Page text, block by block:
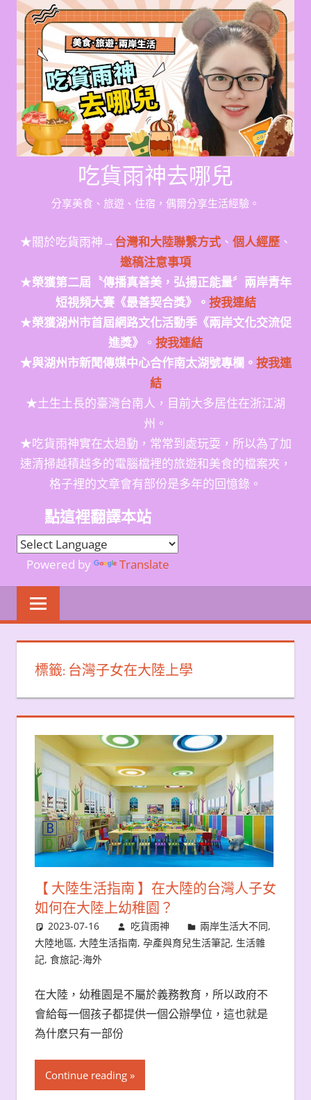
Skip
content
吃貨雨神去哪兒
分享美食、旅遊、住宿，偶爾分享生活經驗。
★關於吃貨雨神→台灣和大陸聯繫方式、 個人經歷、
邀稿注意事項
★榮獲第二屆〝傳播真善美，弘揚正能量〞兩岸青年
短視頻大賽《最善契合獎》。 按我連結
★榮獲湖州市首屆網路文化活動季《兩岸文化交流促
進獎》
。 按我連結
★與湖州市新聞傳媒中心合作南太湖號專欄。 按我連
結
★土生土長的臺灣台南人，目前大多居住在浙江湖
州。
★吃貨雨神實在太過動，常常到處玩耍，所以為了加
速清掃越積越多的電腦檔裡的旅遊和美食的檔案夾，
格子裡的文章會有部份是多年的回憶錄。
點這裡翻譯本站
Powered by Translate
標籤: 台灣子女在大陸上學
【 大陸生活指南 】在大陸的台灣人子女
如何在大陸上幼稚園？
2023-07-16 吃貨雨神 兩岸生活大不同,
大陸地區, 大陸生活指南, 孕產與育兒生活筆記, 生活雜
記, 食旅記-海外
在大陸，幼稚園是不屬於義務教育，所以政府不
會給每一個孩子都提供一個公辦學位，這也就是
為什麽只有一部份
Continue reading